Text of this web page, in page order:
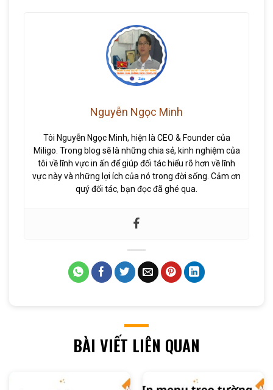
Nguyễn Ngọc Minh
Tôi Nguyễn Ngọc Minh, hiện là CEO & Founder của
Miligo. Trong blog sẽ là những chia sẻ, kinh nghiệm của
tôi về lĩnh vực in ấn để giúp đối tác hiểu rõ hơn về lĩnh
vực này và những lợi ích của nó trong đời sống. Cảm ơn
quý đối tác, bạn đọc đã ghé qua.
BÀI VIẾT LIÊN QUAN